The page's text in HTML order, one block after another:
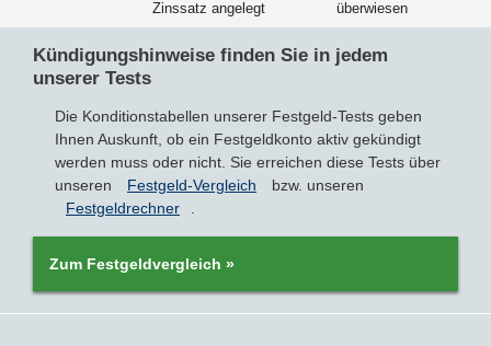
Zinssatz angelegt
überwiesen
Kündigungshinweise finden Sie in jedem
unserer Tests
Die Konditionstabellen unserer Festgeld-Tests geben
Ihnen Auskunft, ob ein Festgeldkonto aktiv gekündigt
werden muss oder nicht. Sie erreichen diese Tests über
unseren
Festgeld-Vergleich
bzw. unseren
Festgeldrechner
Zum Festgeldvergleich »